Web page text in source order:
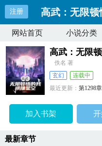
注册 高武：无限
网站首页 小说分类
高武：无限
佚名 著
玄幻
连载中
最近更新：第1298
加入书架
最新章节